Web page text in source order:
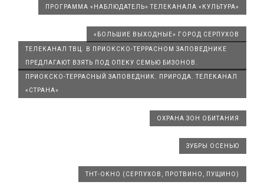
ПРОГРАММА «НАБЛЮДАТЕЛЬ» ТЕЛЕКАНАЛА «КУЛЬТУРА»
«БОЛЬШИЕ ВЫХОДНЫЕ» ГОРОД СЕРПУХОВ
ТЕЛЕКАНАЛ ТВЦ. В ПРИОКСКО-ТЕРРАСНОМ ЗАПОВЕДНИКЕ
ПРЕДЛАГАЮТ ВЗЯТЬ ПОД ОПЕКУ СЕМЬЮ БИЗОНОВ.
ПРИОКСКО-ТЕРРАСНЫЙ ЗАПОВЕДНИК. ПРИРОДА. ТЕЛЕКАНАЛ
«СТРАНА»
ОХРАНА ЗОН ОБИТАНИЯ
ЗУБРЫ ОСЕНЬЮ
ТНТ-ОКНО (СЕРПУХОВ, ПРОТВИНО, ПУЩИНО)